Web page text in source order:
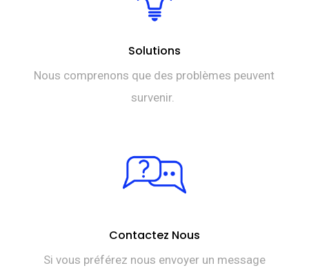
Solutions
Nous comprenons que des problèmes peuvent
survenir.
Contactez Nous
Si vous préférez nous envoyer un message